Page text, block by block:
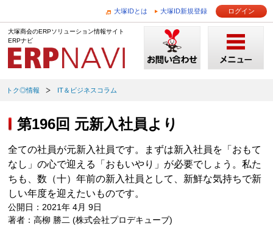
大塚IDとは 大塚ID新規登録 ログイン
大塚商会のERPソリューション情報サイト
ERPナビ
トク◎情報 IT＆ビジネスコラム
第196回 元新入社員より
全ての社員が元新入社員です。まずは新入社員を「おもて
なし」の心で迎える「おもいやり」が必要でしょう。私た
ちも、数（十）年前の新入社員として、新鮮な気持ちで新
しい年度を迎えたいものです。
公開日：2021年 4月 9日
著者：高柳 勝二 (株式会社プロデキューブ)